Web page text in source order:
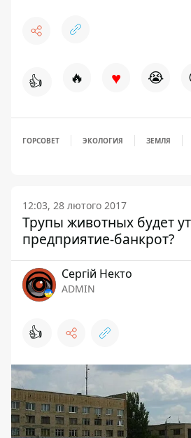
👍 🔥 ♥ 😭
ГОРСОВЕТ ЭКОЛОГИЯ ЗЕМЛЯ
12:03, 28 лютого 2017
Трупы животных будет
предприятие-банкрот?
Сергій Некто
ADMIN
👍